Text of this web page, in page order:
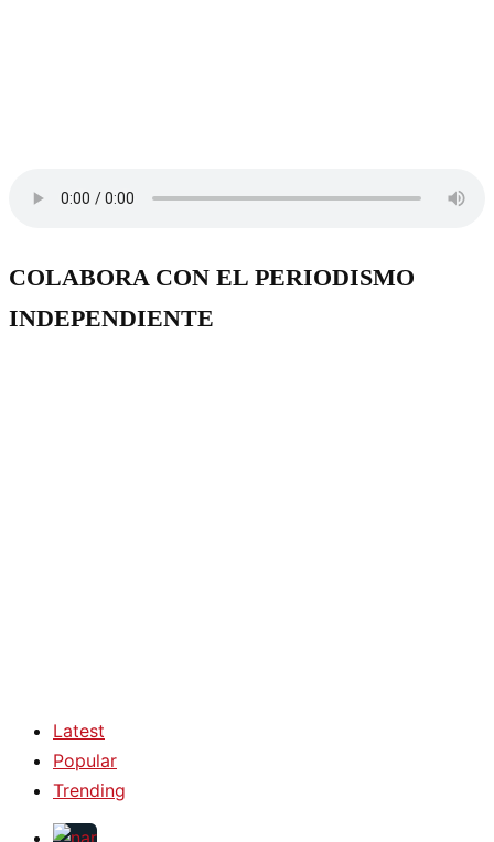
COLABORA CON EL PERIODISMO
INDEPENDIENTE
Latest
Popular
Trending